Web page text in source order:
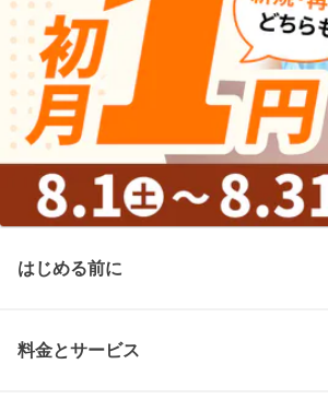
はじめる前に
料金とサービス